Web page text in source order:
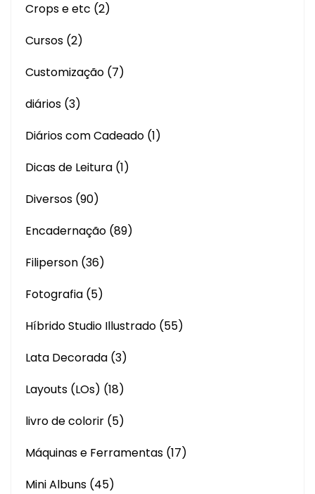
Crops e etc (2)
Cursos (2)
Customização (7)
diários (3)
Diários com Cadeado (1)
Dicas de Leitura (1)
Diversos (90)
Encadernação (89)
Filiperson (36)
Fotografia (5)
Híbrido Studio Illustrado (55)
Lata Decorada (3)
Layouts (LOs) (18)
livro de colorir (5)
Máquinas e Ferramentas (17)
Mini Albuns (45)